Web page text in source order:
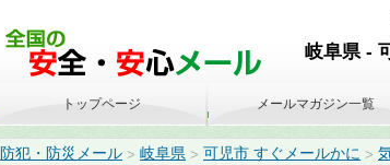
岐阜県 -
防犯・防災メール > 岐阜県 > 可児市 すぐメールかに >
トップページ メールマガジン一覧